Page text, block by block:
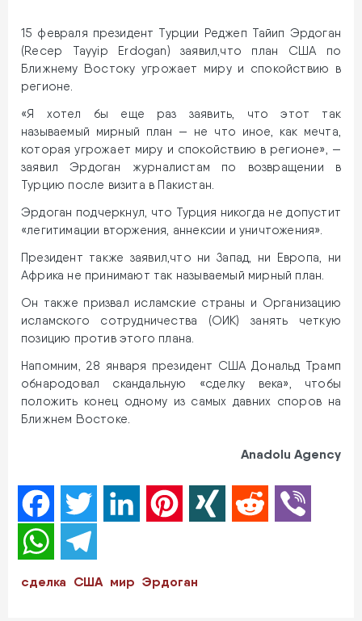
15 февраля президент Турции Реджеп Тайип Эрдоган
(Recep Tayyip Erdogan) заявил,что план США по
Ближнему Востоку угрожает миру и спокойствию в
регионе.
«Я хотел бы еще раз заявить, что этот так
называемый мирный план — не что иное, как мечта,
которая угрожает миру и спокойствию в регионе», —
заявил Эрдоган журналистам по возвращении в
Турцию после визита в Пакистан.
Эрдоган подчеркнул, что Турция никогда не допустит
«легитимации вторжения, аннексии и уничтожения».
Президент также заявил,что ни Запад, ни Европа, ни
Африка не принимают так называемый мирный план.
Он также призвал исламские страны и Организацию
исламского сотрудничества (ОИК) занять четкую
позицию против этого плана.
Напомним, 28 января президент США Дональд Трамп
обнародовал скандальную «сделку века», чтобы
положить конец одному из самых давних споров на
Ближнем Востоке.
Anadolu Agency
FacebookTwitter LinkedIn Pinterest XING Reddit
WhatsApp
сделка США мир Эрдоган